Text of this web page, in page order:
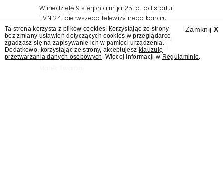
W niedzielę 9 sierpnia mija 25 lat od startu
TVN 24, pierwszego telewizyjnego kanału
informacyjnego w Polsce. Na ten dzień
zaplanowano finał urodzinowej trasy stacji
"Jesteśmy stąd". 25 lat TVN 24 dla Press.pl
podsumowują Jarosław Kuźniar, Tomasz Lis i
Zamknij X
Ta strona korzysta z plików cookies. Korzystając ze strony
bez zmiany ustawień dotyczących cookies w przeglądarce
zgadzasz się na zapisywanie ich w pamięci urządzenia.
Dodatkowo, korzystając ze strony, akceptujesz klauzulę
przetwarzania danych osobowych . Więcej informacji w Regulaminie.